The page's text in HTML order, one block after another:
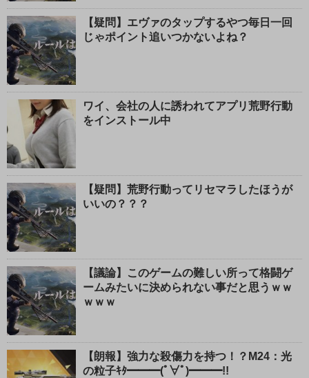
【疑問】エヴァのタップするやつ毎日一回
じゃポイント追いつかないよね？
ワイ、会社の人に誘われてアプリ荒野行動
をインストール中
【疑問】荒野行動ってリセマラしたほうが
いいの？？？
【議論】このゲームの難しい所って格闘ゲ
ームみたいに決められない事だと思うｗｗ
ｗｗｗ
【朗報】強力な殺傷力を持つ！？M24：光
の粒子ｷﾀ━━━(ﾟ∀ﾟ)━━━!!